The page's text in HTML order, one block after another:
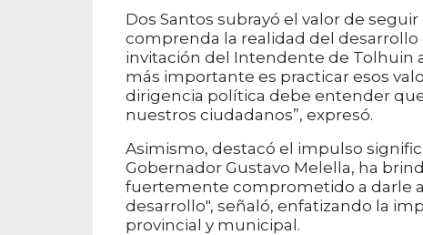
Dos Santos subrayó el valor de
comprenda la realidad del desarrollo
invitación del Intendente de Tolhuin
más importante es practicar esos
dirigencia política debe entender
nuestros ciudadanos”, expresó.
Asimismo, destacó el impulso
Gobernador Gustavo Melella, ha
fuertemente comprometido a darle
desarrollo", señaló, enfatizando la
provincial y municipal.